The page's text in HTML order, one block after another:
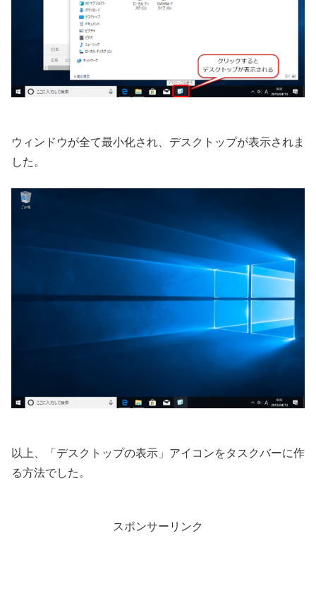
ウィンドウが全て最小化され、デスクトップが表示されま
した。
以上、「デスクトップの表示」アイコンをタスクバーに作
る方法でした。
スポンサーリンク